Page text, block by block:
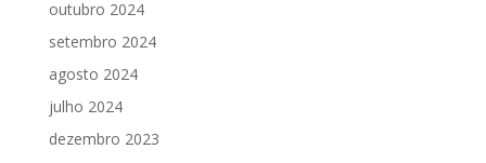
outubro 2024
setembro 2024
agosto 2024
julho 2024
dezembro 2023